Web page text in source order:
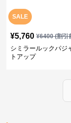
SALE
¥5,760 ¥6400(割引
シミラールックパジ
トアップ